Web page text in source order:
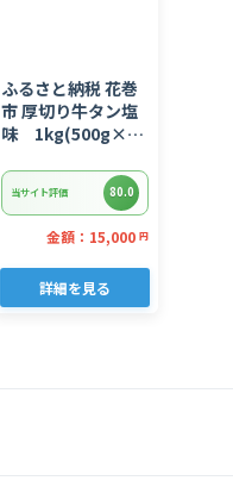
ふるさと納税 花巻
市 厚切り牛タン塩
味 1kg(500g×2
当サイト評価 80.0
金額：15,000 円
詳細を見る